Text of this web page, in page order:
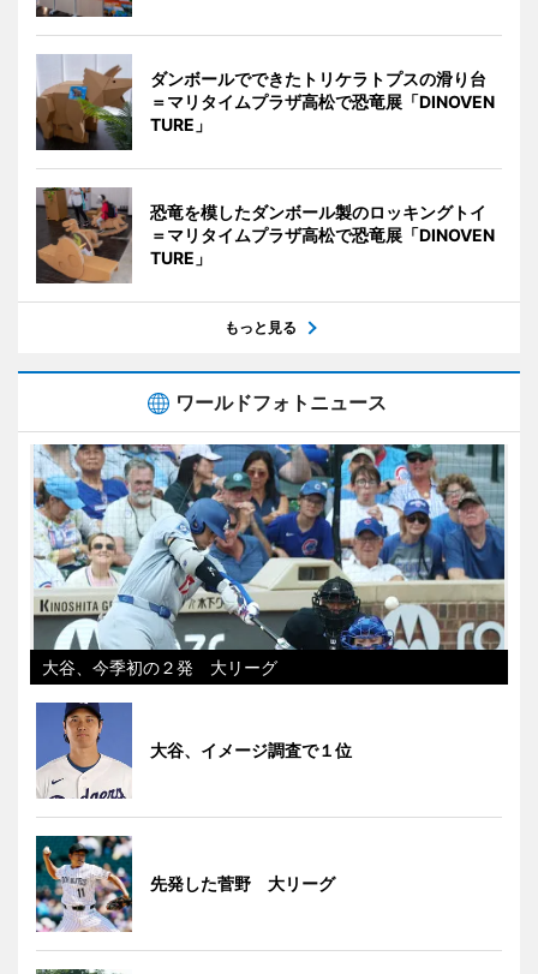
ダンボールでできたトリケラトプスの滑り台
＝マリタイムプラザ高松で恐竜展「DINOVEN
TURE」
恐竜を模したダンボール製のロッキングトイ
＝マリタイムプラザ高松で恐竜展「DINOVEN
TURE」
もっと見る
ワールドフォトニュース
大谷、今季初の２発 大リーグ
大谷、イメージ調査で１位
先発した菅野 大リーグ